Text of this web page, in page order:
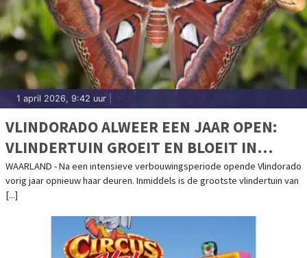
1 april 2026, 9:42 uur
VLINDORADO ALWEER EEN JAAR OPEN:
VLINDERTUIN GROEIT EN BLOEIT IN
WAARLAND
WAARLAND - Na een intensieve verbouwingsperiode opende Vlindorado
vorig jaar opnieuw haar deuren. Inmiddels is de grootste vlindertuin van
[...]